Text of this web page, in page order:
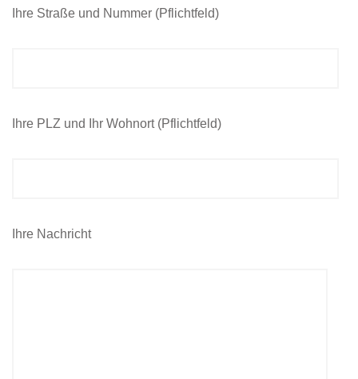
Ihre Straße und Nummer (Pflichtfeld)
Ihre PLZ und Ihr Wohnort (Pflichtfeld)
Ihre Nachricht